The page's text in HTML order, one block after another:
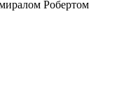
Робертом